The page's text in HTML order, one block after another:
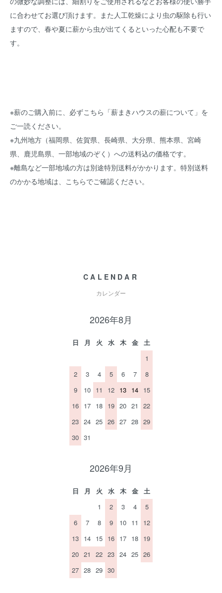
に合わせてお選び頂けます。また人工乾燥により虫の駆除も行い
ますので、春や夏に薪から虫が出てくるといった心配も不要で
す。
※薪のご購入前に、必ずこちら 「薪まきハウスの薪について」 を
ご一読ください。
※九州地方（福岡県、佐賀県、長崎県、大分県、熊本県、宮崎
県、鹿児島県、一部地域のぞく）への送料込の価格です。
※離島など一部地域の方は別途特別送料がかかります。特別送料
のかかる地域は、 こちらでご確認ください。
CALENDAR
カレンダー
2026年8月
日 月 火 水 木 金
土
1
2
3 4 5 6 7
8
9
10 11 12 13 14 15
16 17 18 19 20 21
22
23 24 25 26 27 28 29
30 31
2026年9月
日 月 火 水 木 金
土
1
2 3 4
5
6
7 8 9 10 11
12
13 14 15 16 17 18 19
20 21 22 23 24 25 26
27 28 29 30